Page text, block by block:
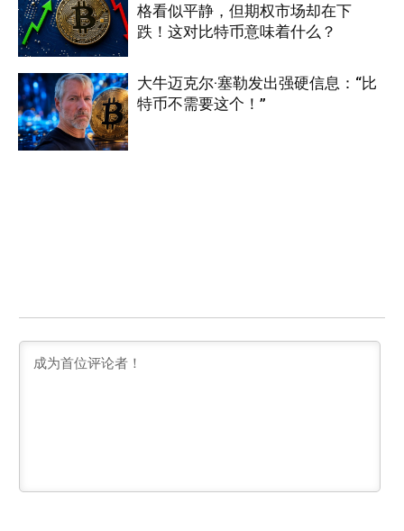
格看似平静，但期权市场却在下
跌！这对比特币意味着什么？
大牛迈克尔·塞勒发出强硬信息：“比
特币不需要这个！”